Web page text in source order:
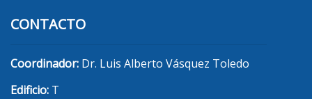
CONTACTO
Coordinador: Dr. Luis Alberto Vásquez Toledo
Edificio: T